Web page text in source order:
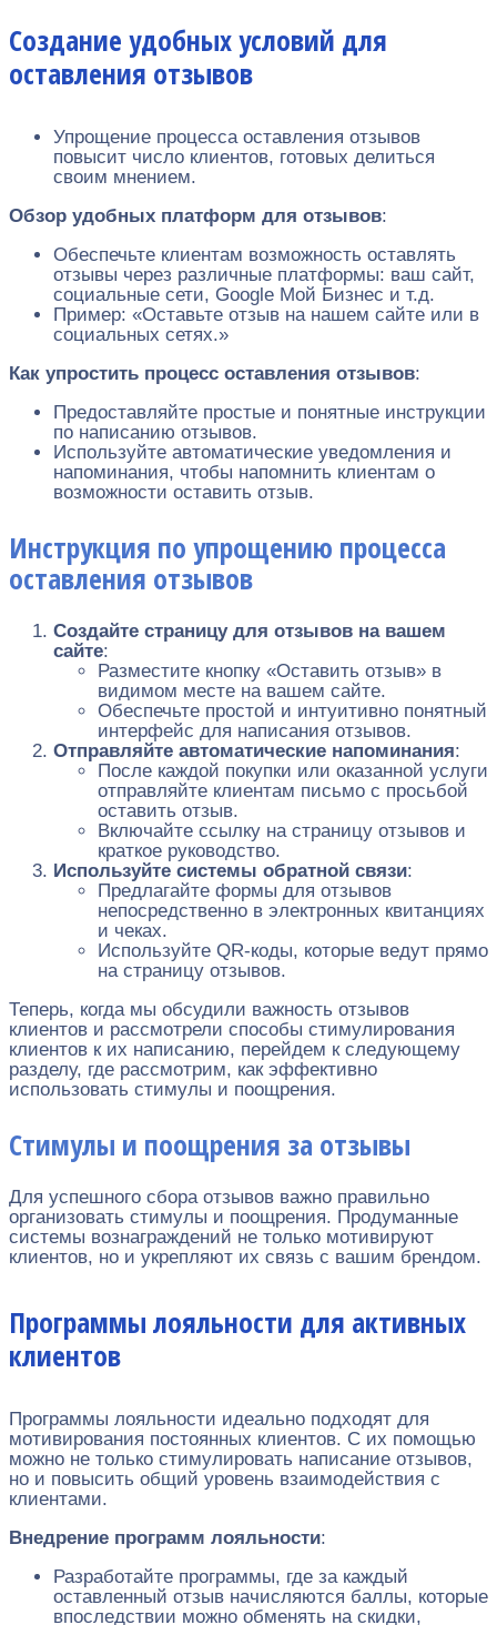
Создание удобных условий для
оставления отзывов
Упрощение процесса оставления отзывов
повысит число клиентов, готовых делиться
своим мнением.
Обзор удобных платформ для отзывов:
Обеспечьте клиентам возможность оставлять
отзывы через различные платформы: ваш сайт,
социальные сети, Google Мой Бизнес и т.д.
Пример: «Оставьте отзыв на нашем сайте или в
социальных сетях.»
Как упростить процесс оставления отзывов:
Предоставляйте простые и понятные инструкции
по написанию отзывов.
Используйте автоматические уведомления и
напоминания, чтобы напомнить клиентам о
возможности оставить отзыв.
Инструкция по упрощению процесса
оставления отзывов
Создайте страницу для отзывов на вашем
сайте:
Разместите кнопку «Оставить отзыв» в
видимом месте на вашем сайте.
Обеспечьте простой и интуитивно понятный
интерфейс для написания отзывов.
Отправляйте автоматические напоминания:
После каждой покупки или оказанной услуги
отправляйте клиентам письмо с просьбой
оставить отзыв.
Включайте ссылку на страницу отзывов и
краткое руководство.
Используйте системы обратной связи:
Предлагайте формы для отзывов
непосредственно в электронных квитанциях
и чеках.
Используйте QR-коды, которые ведут прямо
на страницу отзывов.
Теперь, когда мы обсудили важность отзывов
клиентов и рассмотрели способы стимулирования
клиентов к их написанию, перейдем к следующему
разделу, где рассмотрим, как эффективно
использовать стимулы и поощрения.
Стимулы и поощрения за отзывы
Для успешного сбора отзывов важно правильно
организовать стимулы и поощрения. Продуманные
системы вознаграждений не только мотивируют
клиентов, но и укрепляют их связь с вашим брендом.
Программы лояльности для активных
клиентов
Программы лояльности идеально подходят для
мотивирования постоянных клиентов. С их помощью
можно не только стимулировать написание отзывов,
но и повысить общий уровень взаимодействия с
клиентами.
Внедрение программ лояльности:
Разработайте программы, где за каждый
оставленный отзыв начисляются баллы, которые
впоследствии можно обменять на скидки,